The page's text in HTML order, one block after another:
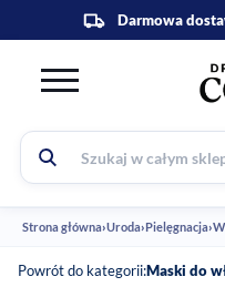
Strona główna›Uroda›Pielęgnacja›
Powrót do kategorii:Maski do